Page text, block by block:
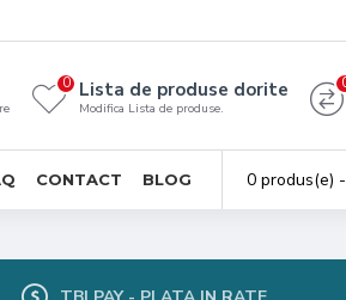
Lista de produse dorite
Modifica Lista de produse.
0
CONTACT BLOG 0 produs(e)